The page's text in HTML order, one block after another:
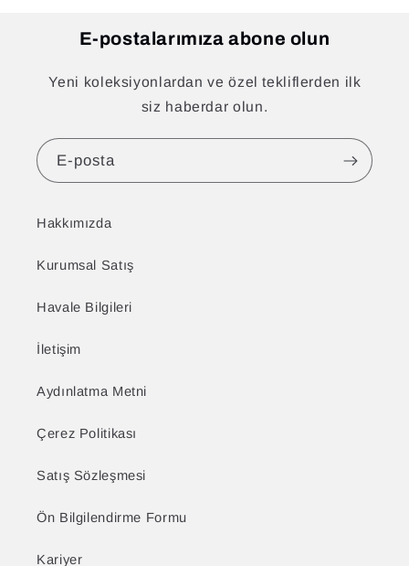
E-postalarımıza abone olun
Yeni koleksiyonlardan ve özel tekliflerden ilk
siz haberdar olun.
E-posta
Hakkımızda
Kurumsal Satış
Havale Bilgileri
İletişim
Aydınlatma Metni
Çerez Politikası
Satış Sözleşmesi
Ön Bilgilendirme Formu
Kariyer